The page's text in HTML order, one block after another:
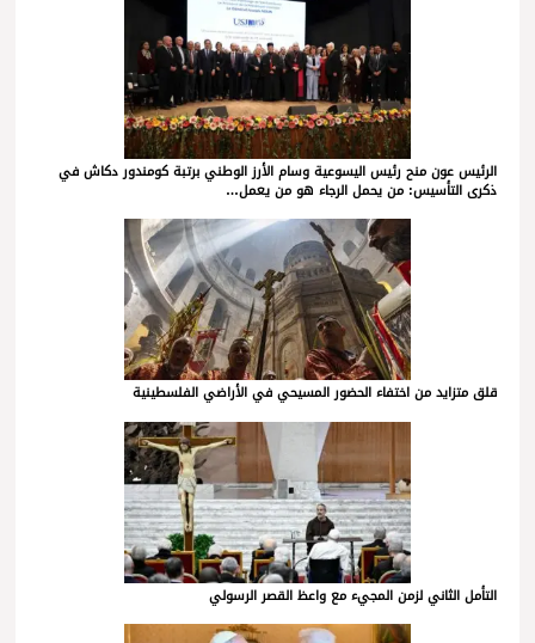
الرئيس عون منح رئيس اليسوعية وسام الأرز الوطني برتبة كومندور دكاش في
ذكرى التأسيس: من يحمل الرجاء هو من يعمل…
قلق متزايد من اختفاء الحضور المسيحي في الأراضي الفلسطينية
التأمل الثاني لزمن المجيء مع واعظ القصر الرسولي